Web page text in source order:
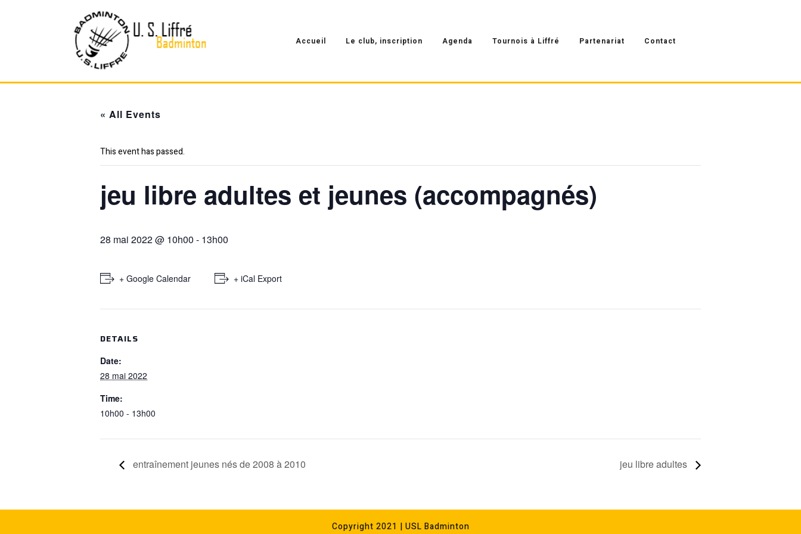
Accueil Le club, inscription Agenda Tournois à Liffré Partenariat Contact
« All Events
This event has passed.
jeu libre adultes et jeunes (accompagnés)
28 mai 2022 @ 10h00 - 13h00
+ Google Calendar + iCal Export
DETAILS
Date:
28 mai 2022
Time:
10h00 - 13h00
entraînement jeunes nés de 2008 à 2010 jeu libre adultes
Copyright 2021 | USL Badminton